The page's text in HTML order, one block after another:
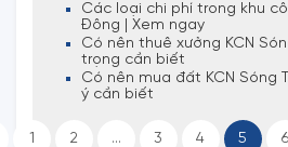
Các loại chi phí trong khu
Đông | Xem ngay
Có nên thuê xưởng KCN
trọng cần biết
Có nên mua đất KCN Sóng
ý cần biết
1 2 ... 3 4 5 6